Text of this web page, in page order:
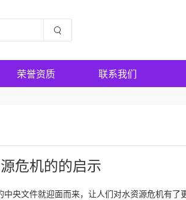
荣誉资质 联系我们
危机的的启示
央文件就迎面而来，让人们对水资源危机有了